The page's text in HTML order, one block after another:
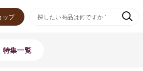
ップ
特集一覧